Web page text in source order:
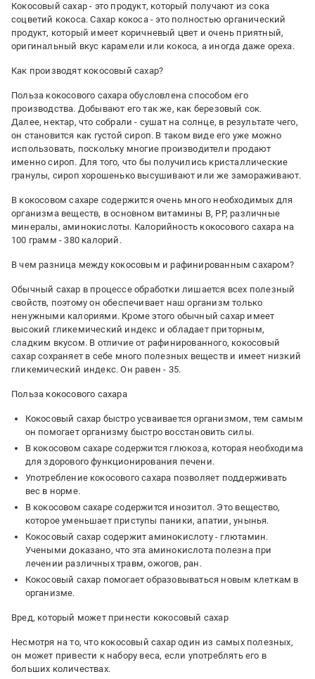
Кокосовый сахар - это продукт, который получают из сока
соцветий кокоса. Сахар кокоса - это полностью органический
продукт, который имеет коричневый цвет и очень приятный,
оригинальный вкус карамели или кокоса, а иногда даже ореха.
Как производят кокосовый сахар?
Польза кокосового сахара обусловлена способом его
производства. Добывают его так же, как березовый сок.
Далее, нектар, что собрали - сушат на солнце, в результате чего,
он становится как густой сироп. В таком виде его уже можно
использовать, поскольку многие производители продают
именно сироп. Для того, что бы получились кристаллические
гранулы, сироп хорошенько высушивают или же замораживают.
В кокосовом сахаре содержится очень много необходимых для
организма веществ, в основном витамины В, РР, различные
минералы, аминокислоты. Калорийность кокосового сахара на
100 грамм - 380 калорий.
В чем разница между кокосовым и рафинированным сахаром?
Обычный сахар в процессе обработки лишается всех полезный
свойств, поэтому он обеспечивает наш организм только
ненужными калориями. Кроме этого обычный сахар имеет
высокий гликемический индекс и обладает приторным,
сладким вкусом. В отличие от рафинированного, кокосовый
сахар сохраняет в себе много полезных веществ и имеет низкий
гликемический индекс. Он равен - 35.
Польза кокосового сахара
Кокосовый сахар быстро усваивается организмом, тем самым
он помогает организму быстро восстановить силы.
В кокосовом сахаре содержится глюкоза, которая необходима
для здорового функционирования печени.
Употребление кокосового сахара позволяет поддерживать
вес в норме.
В кокосовом сахаре содержится инозитол. Это вещество,
которое уменьшает приступы паники, апатии, унынья.
Кокосовый сахар содержит аминокислоту - глютамин.
Учеными доказано, что эта аминокислота полезна при
лечении различных травм, ожогов, ран.
Кокосовый сахар помогает образовываться новым клеткам в
организме.
Вред, который может принести кокосовый сахар
Несмотря на то, что кокосовый сахар один из самых полезных,
он может привести к набору веса, если употреблять его в
больших количествах.